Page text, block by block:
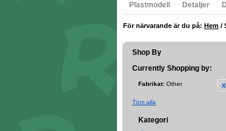
Plastmodell Detaljer
För närvarande är du på: Hem /
Shop By
Currently Shopping by:
Fabrikat: Other
Töm alla
Kategori